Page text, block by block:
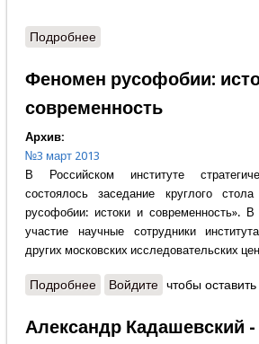
Подробнеео Зарубки
Феномен русофобии:
современность
Архив:
№3 март 2013
В Российском институте
состоялось заседание круглого
русофобии: истоки и современность».
участие научные сотрудники
других московских исследовательских
Подробнеео Феномен русофобии:
Войдите чтобы
Александр Кадашевский